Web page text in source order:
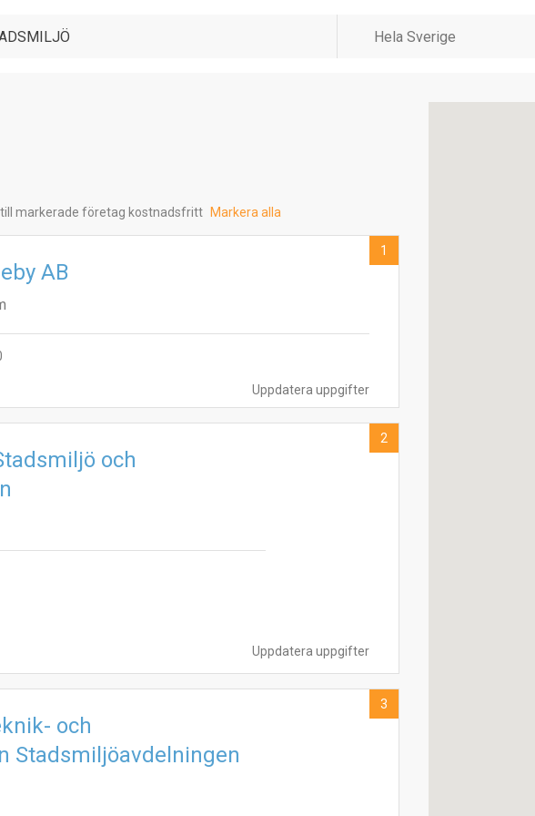
markerade företag kostnadsfritt Markera alla
Uppdatera uppgifter
AB
1
Uppdatera uppgifter
och
2
och
Stadsmiljöavdelningen
3